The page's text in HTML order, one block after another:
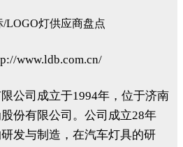
www.ldb.com.cn/
公司成立于1994年，位于济南
份有限公司。公司成立28年
发与制造，在汽车灯具的研